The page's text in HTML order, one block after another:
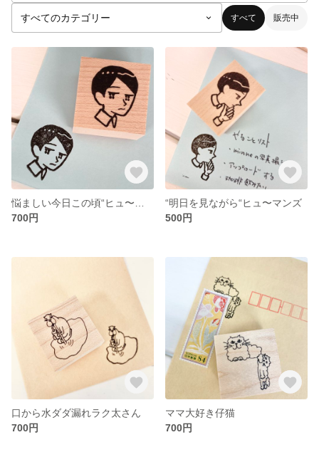
すべて 販売中
700円
“明日を見ながら“ヒュ〜マンズ
500円
口から水ダダ漏れラク太さん
700円
ママ大好き仔猫
700円